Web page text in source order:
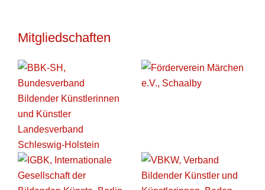
Mitgliedschaften